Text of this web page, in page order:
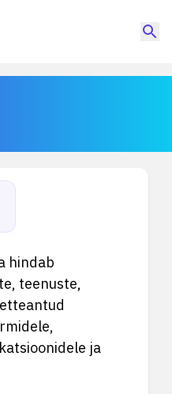
hindab
teenuste,
ja